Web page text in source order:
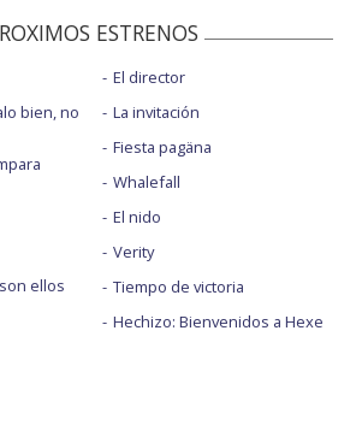
ESTRENOS
bien, no
ellos
El director
La invitación
Fiesta pagäna
Whalefall
El nido
Verity
Tiempo de victoria
Hechizo: Bienvenidos a Hexe